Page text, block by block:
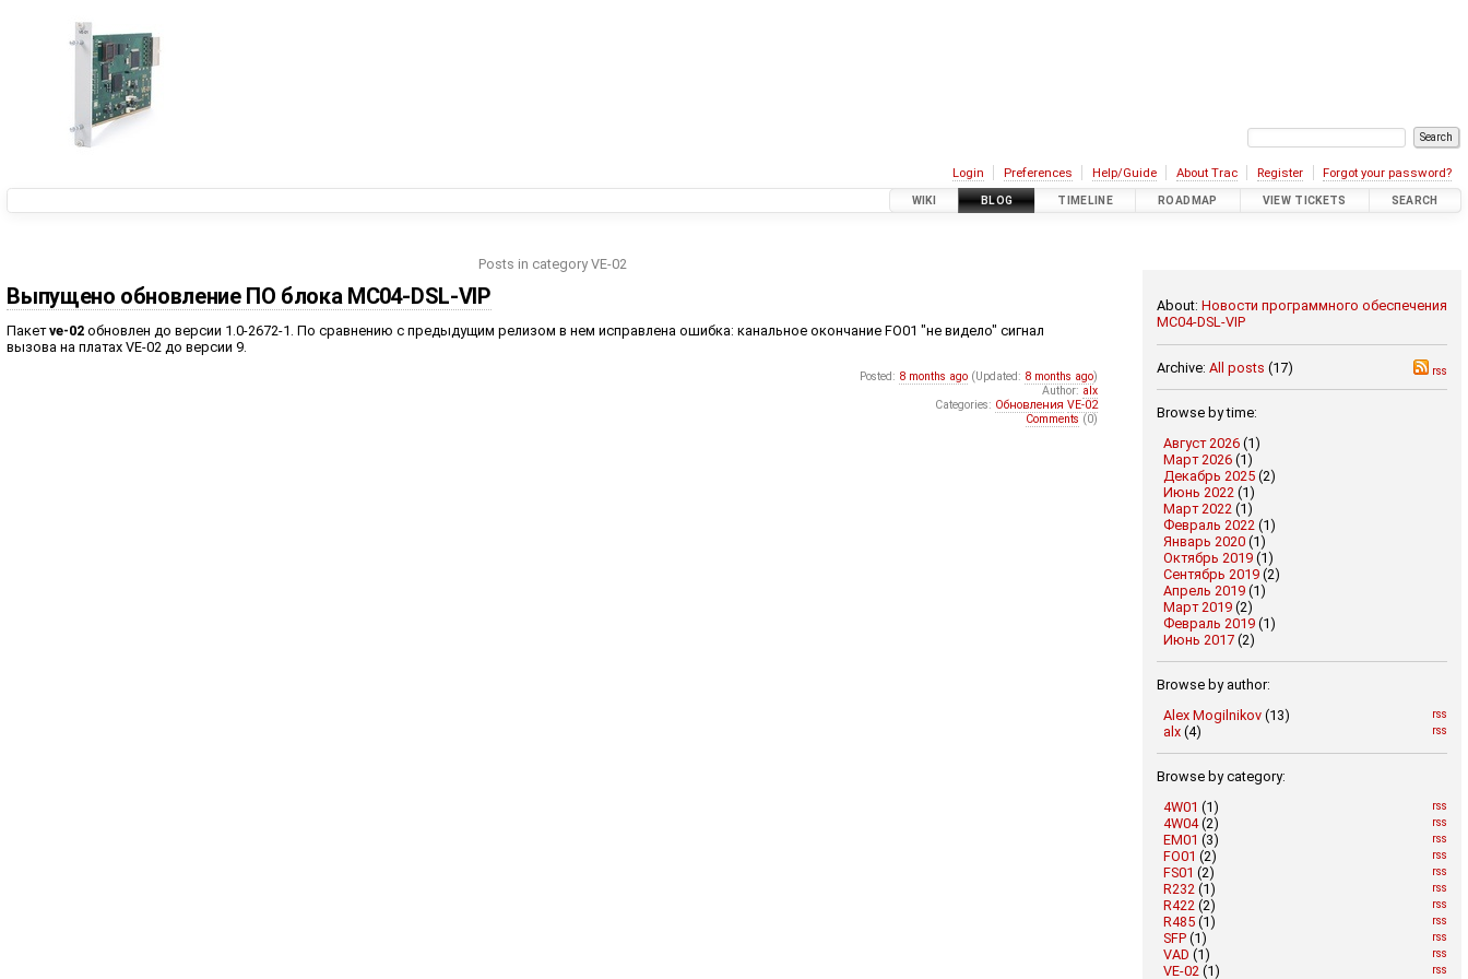
Login Preferences Help/Guide About Trac Register Forgot your password?
WIKI BLOG TIMELINE ROADMAP VIEW TICKETS SEARCH
About: Новости программного обеспечения
MC04-DSL-VIP
rss
Archive: All posts (17)
Browse by time:
Август 2026 (1)
Март 2026 (1)
Декабрь 2025 (2)
Июнь 2022 (1)
Март 2022 (1)
Февраль 2022 (1)
Январь 2020 (1)
Октябрь 2019 (1)
Сентябрь 2019 (2)
Апрель 2019 (1)
Март 2019 (2)
Февраль 2019 (1)
Июнь 2017 (2)
Browse by author:
rss
Alex Mogilnikov (13)
rss
alx (4)
Browse by category:
rss
4W01 (1)
rss
4W04(2)
rss
EM01 (3)
rss
FO01 (2)
rss
FS01 (2)
rss
R232 (1)
rss
R422 (2)
rss
R485 (1)
rss
SFP (1)
rss
VAD (1)
rss
VE-02 (1)
Posts in category VE-02
Выпущено обновление ПО блока MC04-DSL-VIP
Пакетve-02 обновлен до версии 1.0-2672-1. По сравнению с предыдущим релизом в нем исправлена ошибка: канальное окончание FO01 "не видело" сигнал
вызова на платах VE-02 до версии 9.
Posted: 8 months ago (Updated: 8 months ago)
Author: alx
Categories: Обновления VE-02
Comments (0)